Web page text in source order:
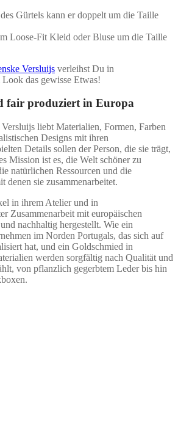
Gürtels kann er doppelt um die Taille
Loose-Fit Kleid oder Bluse um die Taille
Versluijs verleihst Du in
das gewisse Etwas!
fair produziert in Europa
liebt Materialien, Formen, Farben
Designs mit ihren
Details sollen der Person, die sie trägt,
Mission ist es, die Welt schöner zu
natürlichen Ressourcen und die
denen sie zusammenarbeitet.
in ihrem Atelier und in
Zusammenarbeit mit europäischen
nachhaltig hergestellt. Wie ein
im Norden Portugals, das sich auf
hat, und ein Goldschmied in
werden sorgfältig nach Qualität und
von pflanzlich gegerbtem Leder bis hin